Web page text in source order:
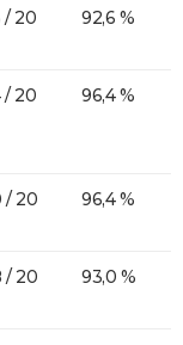
/ 20 92,6 %
/ 20 96,4 %
/ 20 96,4 %
/ 20 93,0 %